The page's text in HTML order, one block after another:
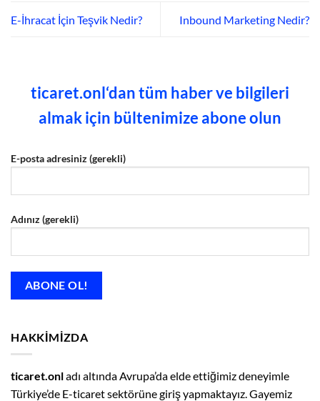
E-İhracat İçin Teşvik Nedir? Inbound Marketing Nedir?
ticaret.onl‘dan tüm haber ve bilgileri
almak için bültenimize abone olun
E-posta adresiniz (gerekli)
Adınız (gerekli)
HAKKIMIZDA
ticaret.onladı altında Avrupa’da elde ettiğimiz deneyimle
Türkiye’de E-ticaret sektörüne giriş yapmaktayız. Gayemiz